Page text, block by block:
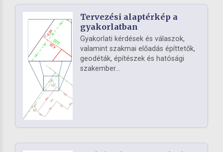
Tervezési alaptérkép a
gyakorlatban
Gyakorlati kérdések és válaszok,
valamint szakmai előadás építtetők,
geodéták, építészek és hatósági
szakember...